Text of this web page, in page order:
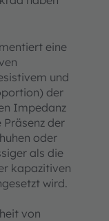
eine
und
der
Impedanz
Präsenz der
oder
als die
kapazitiven
wird.
von